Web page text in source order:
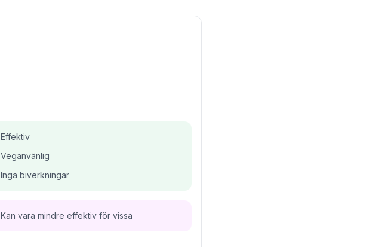
Effektiv
Veganvänlig
Inga biverkningar
Kan vara mindre effektiv för vissa